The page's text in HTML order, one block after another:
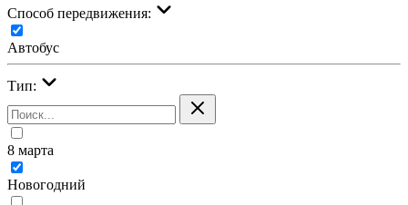
Cпособ передвижения:
Автобус
Тип:
8 марта
Новогодний